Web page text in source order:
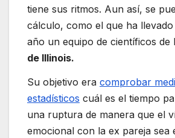
tiene sus ritmos. Aun así, se
cálculo, como el que ha
año un equipo de científicos de
de Illinois.
Su objetivo era comprobar
estadísticos cuál es el tiempo
una ruptura de manera que el
emocional con la ex pareja sea